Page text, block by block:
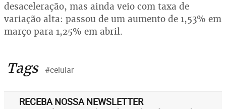
desaceleração, mas ainda veio com taxa de
variação alta: passou de um aumento de 1,53% em
março para 1,25% em abril.
Tags #celular
RECEBA NOSSA NEWSLETTER